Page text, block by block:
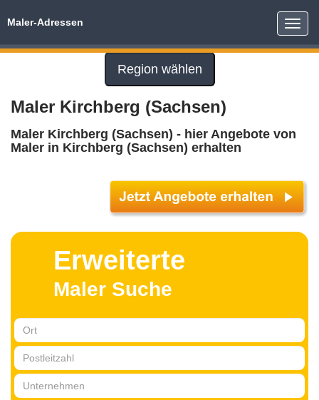
Toggle
Maler-Adressen
Region wählen
Maler Kirchberg (Sachsen)
Maler Kirchberg (Sachsen) - hier Angebote von
Maler in Kirchberg (Sachsen) erhalten
Erweiterte
Maler Suche